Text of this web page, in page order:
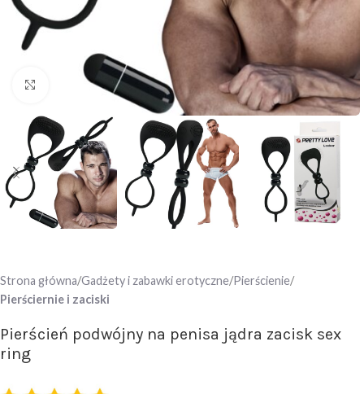
Click to enlarge
Strona główna Gadżety i zabawki erotyczne Pierścienie
Pierściernie i zaciski
Pierścień podwójny na penisa jądra zacisk sex
ring